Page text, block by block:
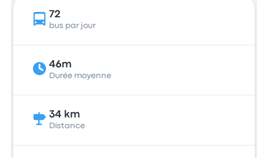
72
bus par jour
46m
Durée moyenne
34 km
Distance